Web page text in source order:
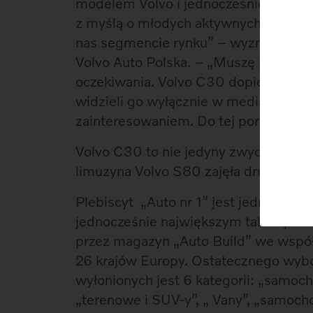
z myślą o młodych aktywnych
nas segmencie rynku” – wyznaje
Volvo Auto Polska. – „Muszę
oczekiwania. Volvo C30 dopiero
widzieli go wyłącznie w mediach i
zainteresowaniem. Do tej pory
Volvo C30 to nie jedyny zwycięzca
limuzyna Volvo S80 zajęła drugie
Plebiscyt „Auto nr 1” jest jednym z
jednocześnie największym takim
przez magazyn „Auto Build” we
26 krajów Europy. Ostatecznego
wyłonionych jest 6 kategorii:
„terenowe i SUV-y”, „ Vany”,